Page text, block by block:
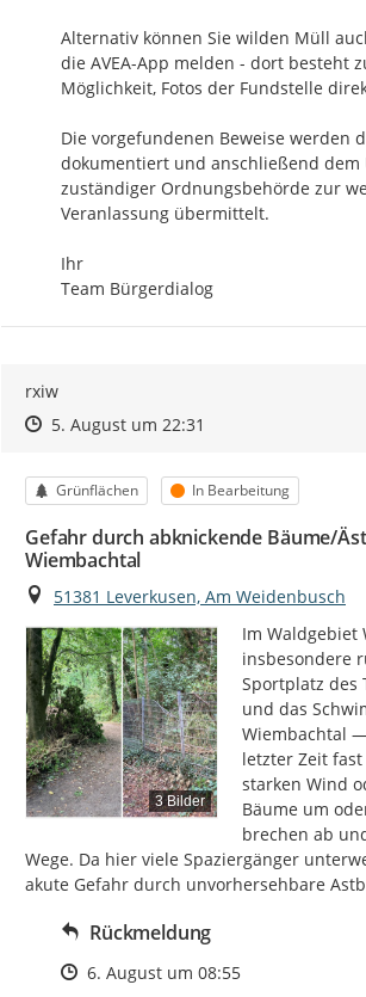
Alternativ können Sie wilden Müll
die AVEA-App melden - dort besteht
Möglichkeit, Fotos der Fundstelle
Die vorgefundenen Beweise werden
dokumentiert und anschließend dem
zuständiger Ordnungsbehörde zur
Veranlassung übermittelt.
Ihr
Team Bürgerdialog
rxiw
Zeitpunkt des Erstellens
Zeitpunkt des Erstellens
5. August um 22:31
Kategorie
Grünflächen Status
In Bearbeitung
Gefahr durch abknickende Bäume/
Wiembachtal
Ort
51381 Leverkusen, Am Weidenbusch
3 Bilder
Im
insbesondere
Sportplatz des
und das
Wiembachtal
letzter Zeit
starken Wind
Bäume um
brechen ab
Wege. Da hier viele Spaziergänger
akute Gefahr durch unvorhersehbare
Rückmeldung
Zeitpunkt des Erstellens
6. August um 08:55